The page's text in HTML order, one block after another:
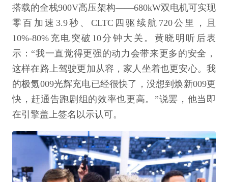
搭载的全栈900V高压架构——680kW双电机可实现
零百加速3.9秒、CLTC四驱续航720公里，且
10%-80%充电突破10分钟大关。黄晓明听后表
示：“我一直觉得更强的动力会带来更多的安全，
这样在路上驾驶更加从容，家人坐着也更安心。我
的极氪009光辉充电已经很快了，没想到焕新009更
快，赶通告跑剧组的效率也更高。”说罢，他当即
在引擎盖上签名以示认可。